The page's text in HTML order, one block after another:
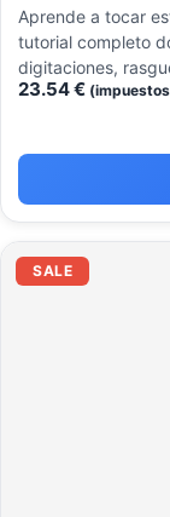
Aprende a tocar
tutorial completo
digitaciones,
23.54€
SALE precio
original